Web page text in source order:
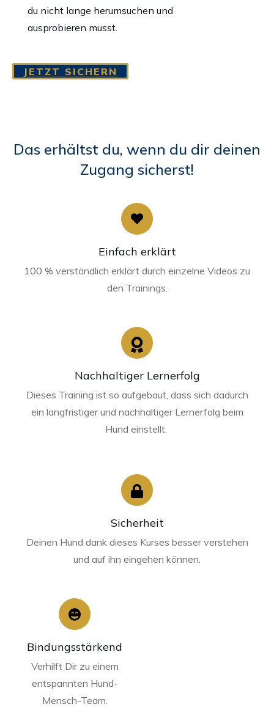
du nicht lange herumsuchen und
ausprobieren musst.
JETZT SICHERN
Das erhältst du, wenn du dir deinen
Zugang sicherst!
Einfach erklärt
100 % verständlich erklärt durch einzelne Videos zu
den Trainings.
Nachhaltiger Lernerfolg
Dieses Training ist so aufgebaut, dass sich dadurch
ein langfristiger und nachhaltiger Lernerfolg beim
Hund einstellt.
Sicherheit
Deinen Hund dank dieses Kurses besser verstehen
und auf ihn eingehen können.
Bindungsstärkend
Verhilft Dir zu einem
entspannten Hund-
Mensch-Team.